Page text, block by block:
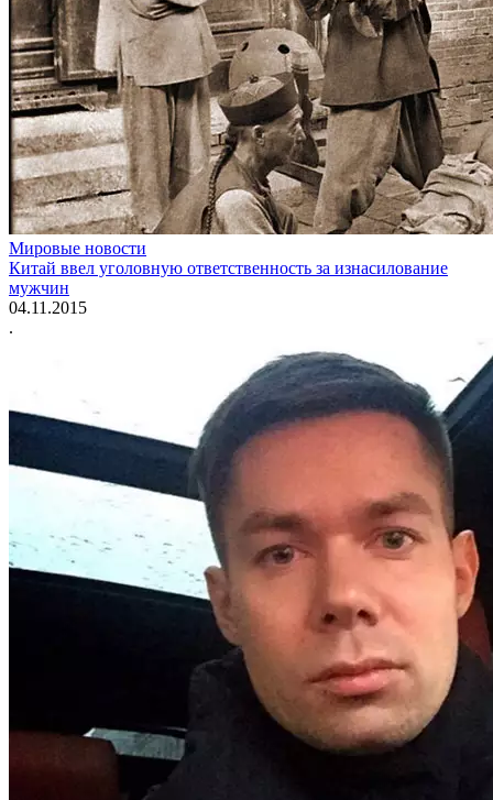
Мировые новости
Китай ввел уголовную ответственность за изнасилование
мужчин
04.11.2015
.